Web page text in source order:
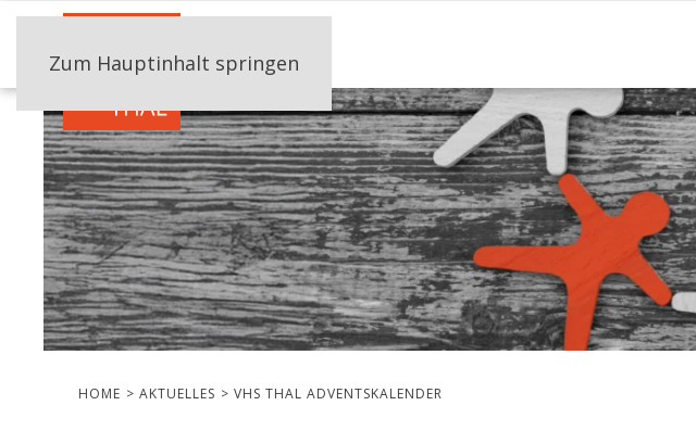
Zum Hauptinhalt springen
HOME AKTUELLES VHS THAL ADVENTSKALENDER